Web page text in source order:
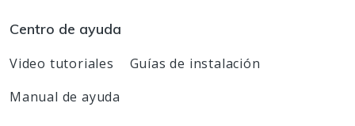
Centro de ayuda
Video tutoriales
Guías de instalación
Manual de ayuda